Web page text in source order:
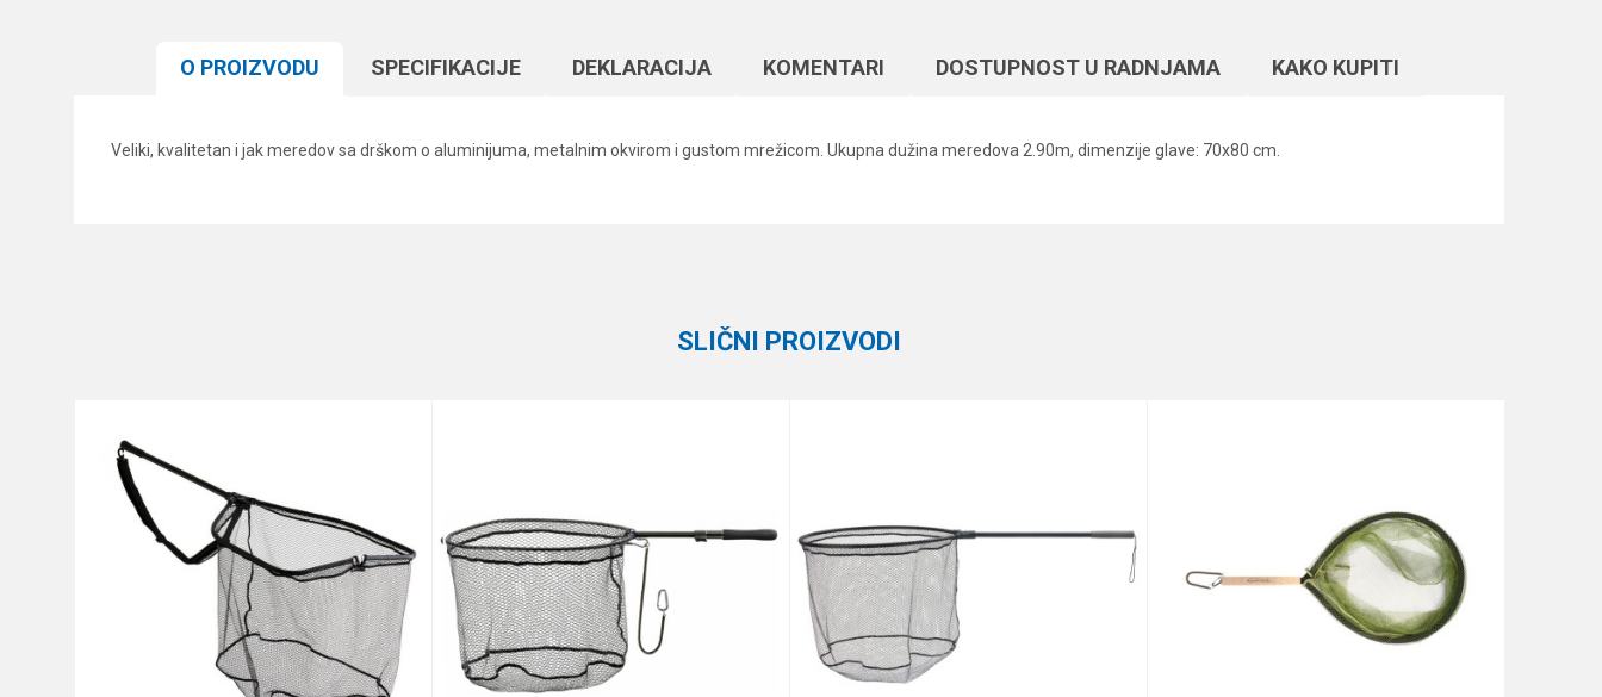
O PROIZVODU SPECIFIKACIJЕ DEKLARACIJA KOMENTARI DOSTUPNOST U RADNJAMA KAKO KUPITI
Veliki, kvalitetan i jak meredov sa drškom o aluminijuma, metalnim okvirom i gustom mrežicom. Ukupna dužina meredova 2.90m, dimenzije glave: 70x80 cm.
POŠALJI
SLIČNI PROIZVODI